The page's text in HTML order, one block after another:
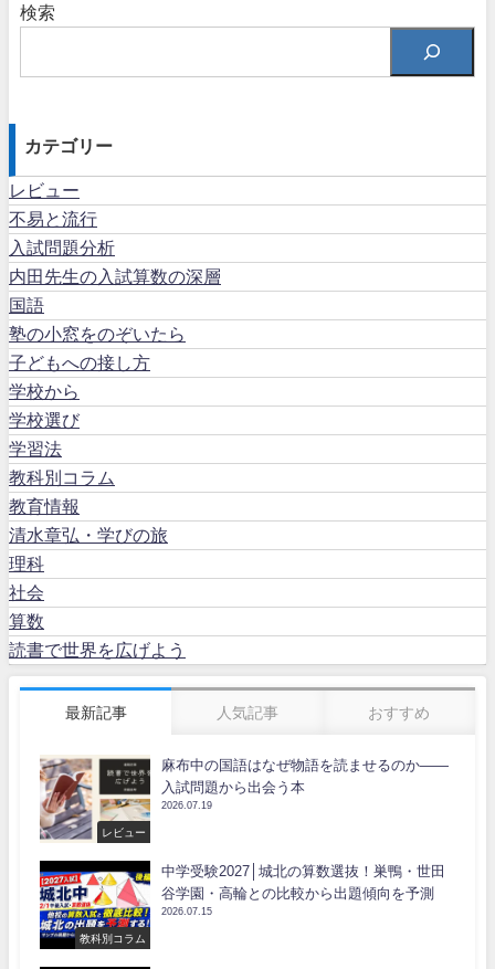
検索
カテゴリー
レビュー
不易と流行
入試問題分析
内田先生の入試算数の深層
国語
塾の小窓をのぞいたら
子どもへの接し方
学校から
学校選び
学習法
教科別コラム
教育情報
清水章弘・学びの旅
理科
社会
算数
読書で世界を広げよう
最新記事 人気記事 おすすめ
レビュー
麻布中の国語はなぜ物語を読ませるのか――
入試問題から出会う本
2026.07.19
教科別コラム
中学受験2027│城北の算数選抜！巣鴨・世田
谷学園・高輪との比較から出題傾向を予測
2026.07.15